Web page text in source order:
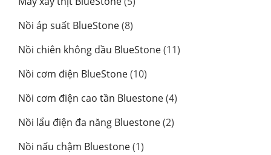
Nồi áp suất BlueStone(8)
Nồi chiên không dầu BlueStone(11)
Nồi cơm điện BlueStone(10)
Nồi cơm điện cao tần Bluestone(4)
Nồi lẩu điện đa năng Bluestone(2)
Nồi nấu chậm Bluestone(1)